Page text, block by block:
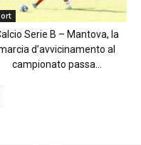
Serie B – Mantova, la
d’avvicinamento al
campionato passa...